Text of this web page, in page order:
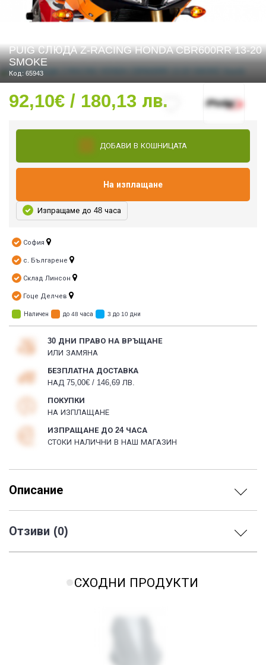
ЕКИПИРОВКА
PUIG СЛЮДА Z-RACING HONDA CBR600RR 13-20
SMOKE
Код: 65943
92,10€ / 180,13 лв.
ДОБАВИ В КОШНИЦАТА
На изплащане
Изпращаме до 48 часа
София
с. Българене
Склад Линсон
Гоце Делчев
Наличен до 48 часа 3 до 10 дни
30 ДНИ ПРАВО НА ВРЪЩАНЕ
ИЛИ ЗАМЯНА
БЕЗПЛАТНА ДОСТАВКА
НАД 75,00€ / 146,69 ЛВ.
ПОКУПКИ
НА ИЗПЛАЩАНЕ
ИЗПРАЩАНЕ ДО 24 ЧАСА
СТОКИ НАЛИЧНИ В НАШ МАГАЗИН
Описание
Отзиви (0)
СХОДНИ ПРОДУКТИ